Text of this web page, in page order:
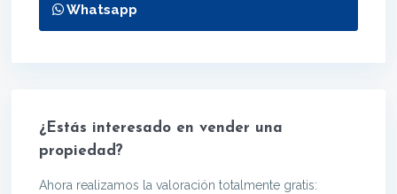
Whatsapp
¿Estás interesado en vender una
propiedad?
Ahora realizamos la valoración totalmente gratis: